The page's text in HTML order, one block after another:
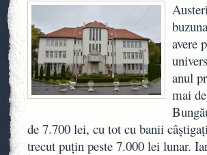
avere
anul
mai
de 7.700 lei, cu tot cu banii
trecut puţin peste 7.000 lei lunar.